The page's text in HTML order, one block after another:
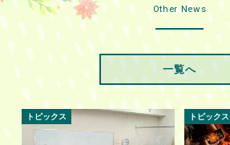
Other News
一覧へ
トピックス トピックス